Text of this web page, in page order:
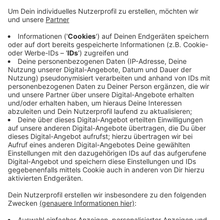
Anzeige
Bodzek war im Jahr 2011 vom MSV Duisburg nach
Düsseldorf gekommen und war hier dann maßgeblich
Kraft an den beiden Bundesliga-Aufstiegen von
Fortuna beteiligt. Mit mehr als 300 Pflichtspielen ist er
zu einem der prägendsten Spieler der jüngeren
Vereinsgeschichte geworden, heißt es von Fortuna.
Dem Verein wird Adam Bodzek weiter erhalten bleiben:
Ab Juli wird er eine Trainerrolle im
Nachwuchsleistungszentrum der Fortuna übernehmen.
Anzeige